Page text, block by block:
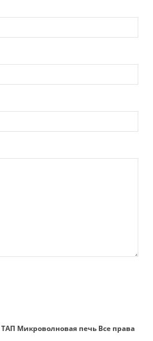
ТАП Микроволновая печьВсе права